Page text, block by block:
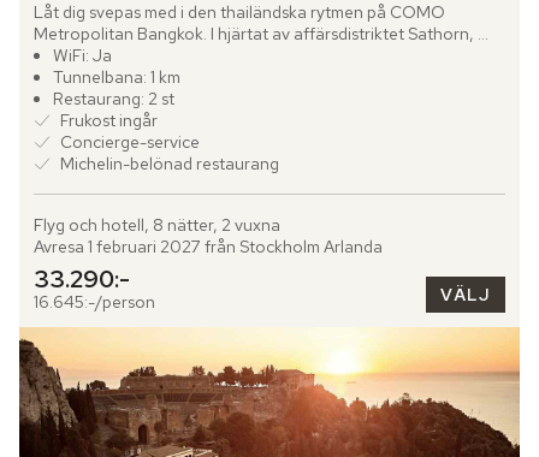
Låt dig svepas med i den thailändska rytmen på COMO
Metropolitan Bangkok. I hjärtat av affärsdistriktet Sathorn,
nära Siloms vibrerande nattliv och Sukhumvits shoppingstråk,
möts...
WiFi: Ja
Tunnelbana: 1 km
Restaurang: 2 st
Frukost ingår
Concierge-service
Michelin-belönad restaurang
Flyg och hotell, 8 nätter, 2 vuxna
Avresa 1 februari 2027 från Stockholm Arlanda
33.290:-
16.645:-/person VÄLJ